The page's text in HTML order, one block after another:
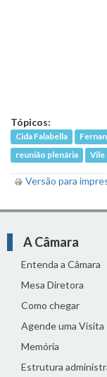
Tópicos:
Cida Falabella
reunião plenária
Vile
Versão para
A Câmara
Entenda a Câmara
Mesa Diretora
Como chegar
Agende uma Visita
Memória
Estrutura